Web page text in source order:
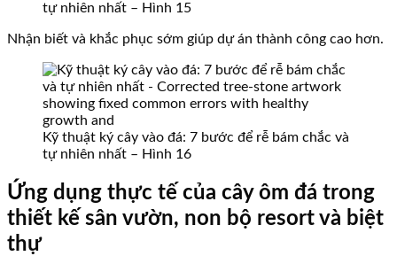
tự nhiên nhất – Hình 15
Nhận biết và khắc phục sớm giúp dự án thành công cao hơn.
Kỹ thuật ký cây vào đá: 7 bước để rễ bám chắc và
tự nhiên nhất – Hình 16
Ứng dụng thực tế của cây ôm đá trong
thiết kế sân vườn, non bộ resort và biệt
thự